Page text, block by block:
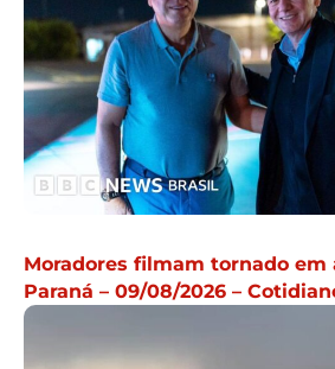
Moradores filmam tornado em
Paraná – 09/08/2026 –